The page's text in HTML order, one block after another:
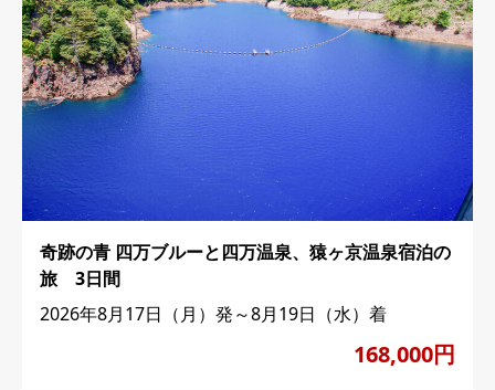
奇跡の青 四万ブルーと四万温泉、猿ヶ京温泉宿泊の
旅 3日間
2026年8月17日（月）発～8月19日（水）着
168,000円